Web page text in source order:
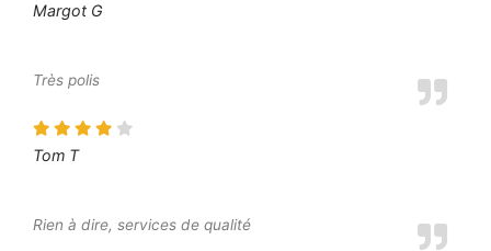
Margot G
Très polis
Tom T
Rien à dire, services de qualité